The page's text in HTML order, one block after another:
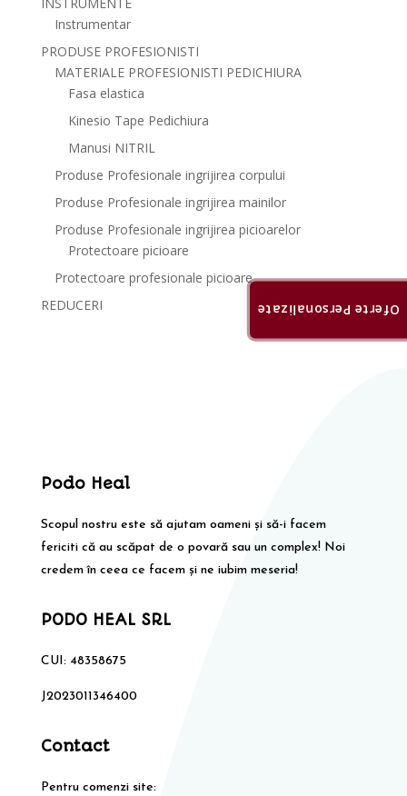
Instrumentar
PRODUSE PROFESIONISTI
MATERIALE PROFESIONISTI PEDICHIURA
Fasa elastica
Kinesio Tape Pedichiura
Manusi NITRIL
Produse Profesionale ingrijirea corpului
Produse Profesionale ingrijirea mainilor
Produse Profesionale ingrijirea picioarelor
Protectoare picioare
Protectoare profesionale picioare
REDUCERI
Podo Heal
Scopul nostru este să ajutam oameni și să-i facem
fericiti că au scăpat de o povară sau un complex! Noi
credem în ceea ce facem și ne iubim meseria!
PODO HEAL SRL
CUI: 48358675
J2023011346400
Contact
Pentru comenzi site:
Oferte Personalizate